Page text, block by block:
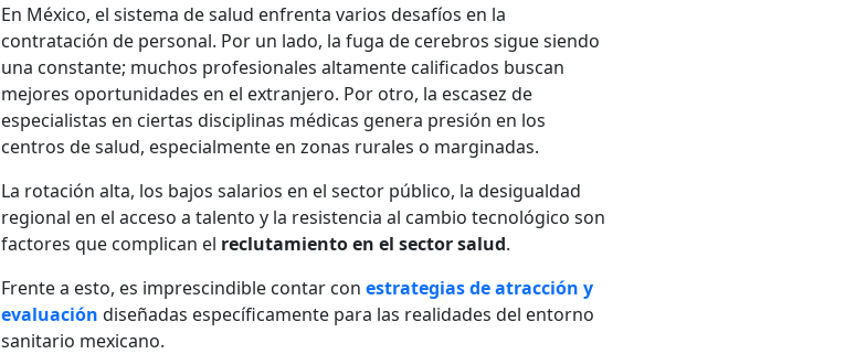
En México, el sistema de salud enfrenta varios desafíos en la
contratación de personal. Por un lado, la fuga de cerebros sigue siendo
una constante; muchos profesionales altamente calificados buscan
mejores oportunidades en el extranjero. Por otro, la escasez de
especialistas en ciertas disciplinas médicas genera presión en los
centros de salud, especialmente en zonas rurales o marginadas.
La rotación alta, los bajos salarios en el sector público, la desigualdad
regional en el acceso a talento y la resistencia al cambio tecnológico son
factores que complican el reclutamiento en el sector salud.
Frente a esto, es imprescindible contar con estrategias de atracción y
evaluación diseñadas específicamente para las realidades del entorno
sanitario mexicano.